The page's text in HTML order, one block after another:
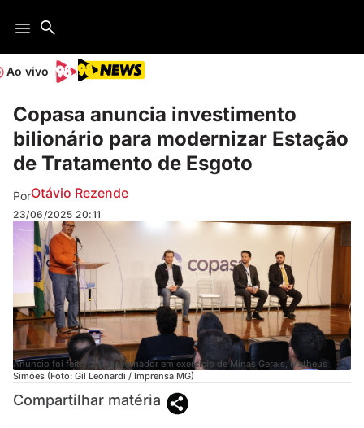
Ao vivo
Copasa anuncia investimento
bilionário para modernizar Estação
de Tratamento de Esgoto
PorOtávio Rezende
23/06/2025 20:11
Anúncio foi feito pelo governador em exercício de Minas Gerais, Matheus
Simões (Foto: Gil Leonardi / Imprensa MG)
Compartilhar matéria